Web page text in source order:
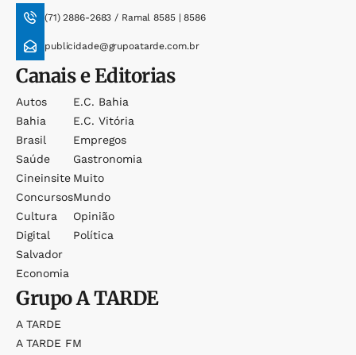
(71) 2886-2683 / Ramal 8585 | 8586
publicidade@grupoatarde.com.br
Canais e Editorias
Autos
Bahia
Brasil
Saúde
Cineinsite
Concursos
Cultura
Digital
Salvador
Economia
E.c. Bahia
E.c. Vitória
Empregos
Gastronomia
Muito
Mundo
Opinião
Política
GrupoA TARDE
A TARDE
A TARDE FM